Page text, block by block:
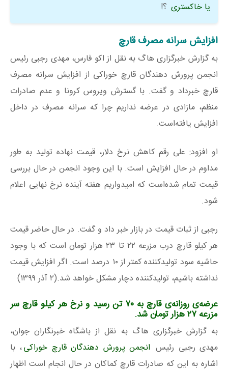
یا خاکستری ؟!
افزایش سرانه مصرف قارچ
به گزارش خبرگزاری هاگ به نقل از اکو فارس، مهدی رجبی رئیس
انجمن پرورش دهندگان قارچ خوراکی از افزایش سرانه مصرف
قارچ خبرداد و گفت. با گسترش ویروس کرونا و عدم صادرات
منظم، مازادی در عرضه نداریم چرا که سرانه مصرف در داخل
افزایش یافته‌است.
او افزود: علی رقم کاهش نرخ دلار، قیمت نهاده تولید به طور
مداوم در حال افزایش است. با این وجود انجمن در حال بررسی
قیمت تمام شده‌است که امیدواریم هفته آینده نرخ نهایی اعلام
شود.
رجبی از ثبات قیمت در بازار خبر داد و گفت. در حال حاضر قیمت
هر کیلو قارچ درب مزرعه ۲۲ تا ۲۳ هزار تومان است که با وجود
حاشیه سود تولیدکننده کمتر از ۱۰ درصد است. اگر افزایش قیمت
نداشته باشیم، تولیدکننده دچار مشکل خواهد شد.(۲ آذر ۱۳۹۹)
عرضه‌ی روزانه‌ی قارچ به ۷۰ تن رسید و نرخ هر کیلو قارچ سر
مزرعه ۲۷ هزار تومان شد.
به گزارش خبرگزاری هاگ به نقل از باشگاه خبرنگاران جوان،
مهدی رجبی رئیس انجمن پرورش دهندگان قارچ خوراکی، با
اشاره به این که صادرات قارچ کماکان در حال انجام است اظهار